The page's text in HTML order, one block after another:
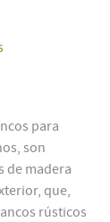
para
son
de madera
que,
rústicos